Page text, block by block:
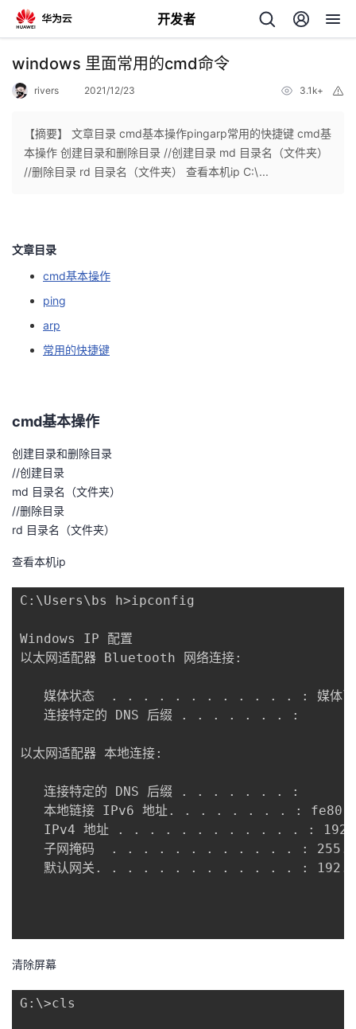
开发者
返
页
开
发
我
的
博
客
我
的
论
我
的
我
播
活
的
我
的
课
我
的
我
技
术
的
云
windows 里面常用的cmd命令
rivers 2021/12/23 3.1k+
【摘要】 文章目录 cmd基本操作pingarp常用的快捷键 cmd基
本操作 创建目录和删除目录 //创建目录 md 目录名（文件夹）
//删除目录 rd 目录名（文件夹） 查看本机ip C:\...
文章目录
cmd基本操作
ping
arp
常用的快捷键
cmd基本操作
创建目录和删除目录
//创建目录
md 目录名（文件夹）
//删除目录
rd 目录名（文件夹）
查看本机ip
C:\Users\bs h>ipconfig
Windows IP 配置
以太网适配器 Bluetooth 网络连接:
媒体状态  . . . . . . . . . . . . : 媒体已
   连接特定的 DNS 后缀 . . . . . . . :
以太网适配器 本地连接:
   连接特定的 DNS 后缀 . . . . . . . :
本地链接 IPv6 地址. . . . . . . . :
IPv4 地址 . . . . . . . . . . . . :
子网掩码  . . . . . . . . . . . . :
默认网关. . . . . . . . . . . . . :
清除屏幕
G:\>cls